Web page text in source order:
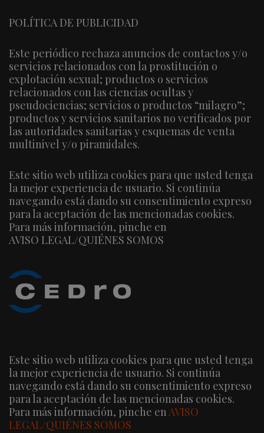
POLÍTICA DE PUBLICIDAD
Este periódico rechaza anuncios de contactos y/o
servicios relacionados con la prostitución o
explotación sexual; productos o servicios
relacionados con las ciencias ocultas y
pseudociencias; servicios o productos “milagro”;
productos y servicios sanitarios no verificados por
las autoridades sanitarias y esquemas de venta
multinivel y/o piramidales.
Este sitio web utiliza cookies para que usted tenga
la mejor experiencia de usuario. Si continúa
navegando está dando su consentimiento expreso
para la aceptación de las mencionadas cookies.
Para más información, pinche en
AVISO LEGAL/QUIÉNES SOMOS
Este sitio web utiliza cookies para que usted tenga
la mejor experiencia de usuario. Si continúa
navegando está dando su consentimiento expreso
para la aceptación de las mencionadas cookies.
Para más información, pinche enAVISO
LEGAL/QUIÉNES SOMOS